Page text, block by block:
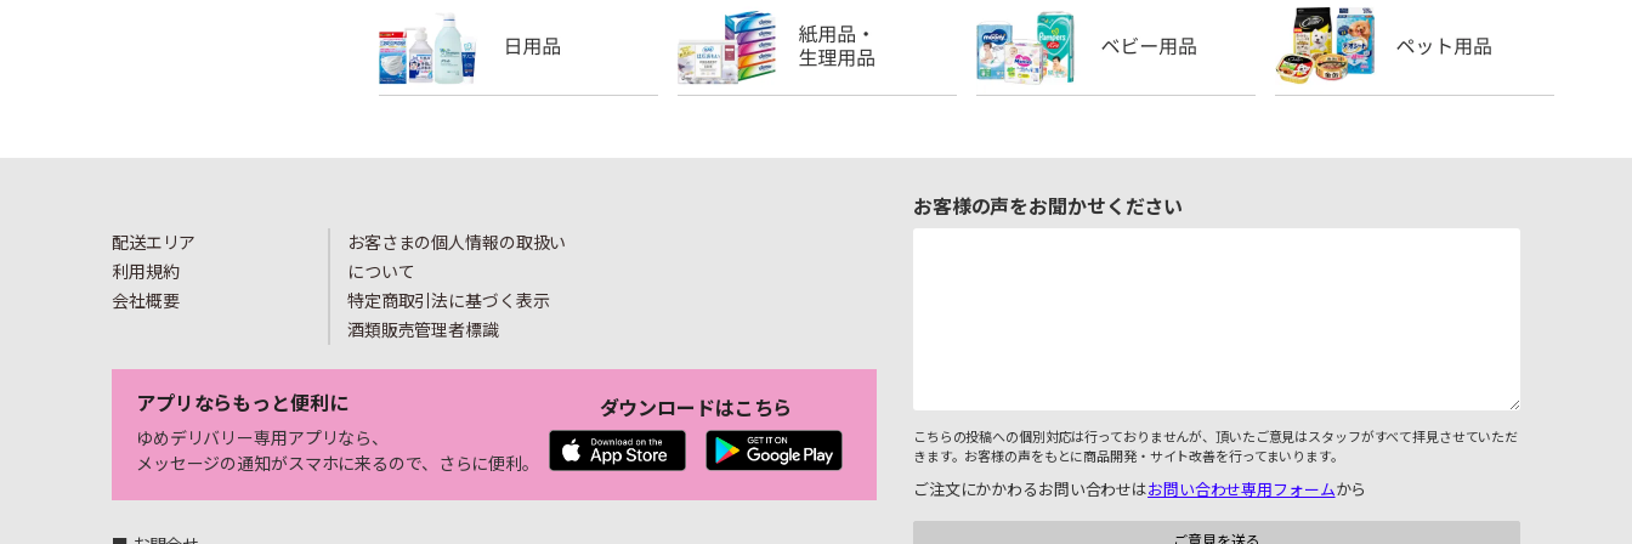
配送エリア
利用規約
会社概要
お客さまの個人情報の取扱い
について
特定商取引法に基づく表示
酒類販売管理者標識
アプリならもっと便利に
ゆめデリバリー専用アプリなら、
メッセージの通知がスマホに来るので、さらに便利。
ダウンロードはこちら
お客様の声をお聞かせください
こちらの投稿への個別対応は行っておりませんが、頂いたご意見はスタッフがすべて拝見させていただ
きます。お客様の声をもとに商品開発・サイト改善を行ってまいります。
ご注文にかかわるお問い合わせはお問い合わせ専用フォームから